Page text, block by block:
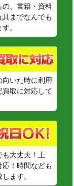
の、書籍・資料
までなんでも
。
向いた時に利用
買取に対応して
も大丈夫！土
応！時間なども
ます。